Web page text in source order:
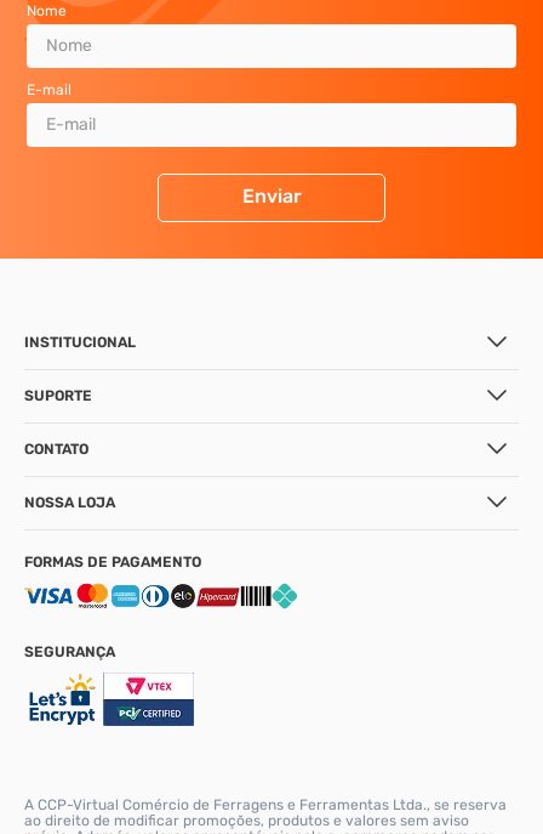
Entrega Expressa Grande SP
Nome
E-mail
Enviar
INSTITUCIONAL
SUPORTE
CONTATO
NOSSA LOJA
FORMAS DE PAGAMENTO
SEGURANÇA
A CCP-Virtual Comércio de Ferragens e Ferramentas Ltda., se reserva
ao direito de modificar promoções, produtos e valores sem aviso